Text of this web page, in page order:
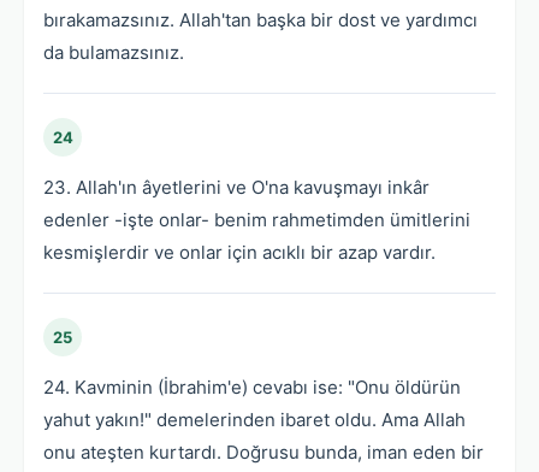
bırakamazsınız. Allah'tan başka bir dost ve yardımcı
da bulamazsınız.
24
23. Allah'ın âyetlerini ve O'na kavuşmayı inkâr
edenler -işte onlar- benim rahmetimden ümitlerini
kesmişlerdir ve onlar için acıklı bir azap vardır.
25
24. Kavminin (İbrahim'e) cevabı ise: "Onu öldürün
yahut yakın!" demelerinden ibaret oldu. Ama Allah
onu ateşten kurtardı. Doğrusu bunda, iman eden bir